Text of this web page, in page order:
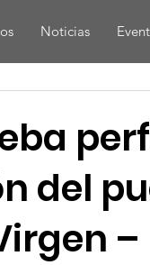
Noticias
del
–